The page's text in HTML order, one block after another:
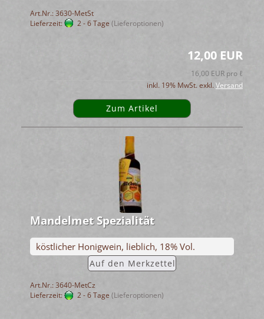
Art.Nr.: 3630-MetSt
Lieferzeit:
2 - 6 Tage (Lieferoptionen)
12,00 EUR
16,00 EUR pro ℓ
inkl. 19% MwSt. exkl.Versand
Zum Artikel
Man­del­met Spe­zia­li­tät
köst­li­cher Ho­nig­wein, lieb­lich, 18% Vol.
Auf den Merk­zet­tel
Art.Nr.: 3640-MetCz
Lieferzeit:
2 - 6 Tage (Lieferoptionen)